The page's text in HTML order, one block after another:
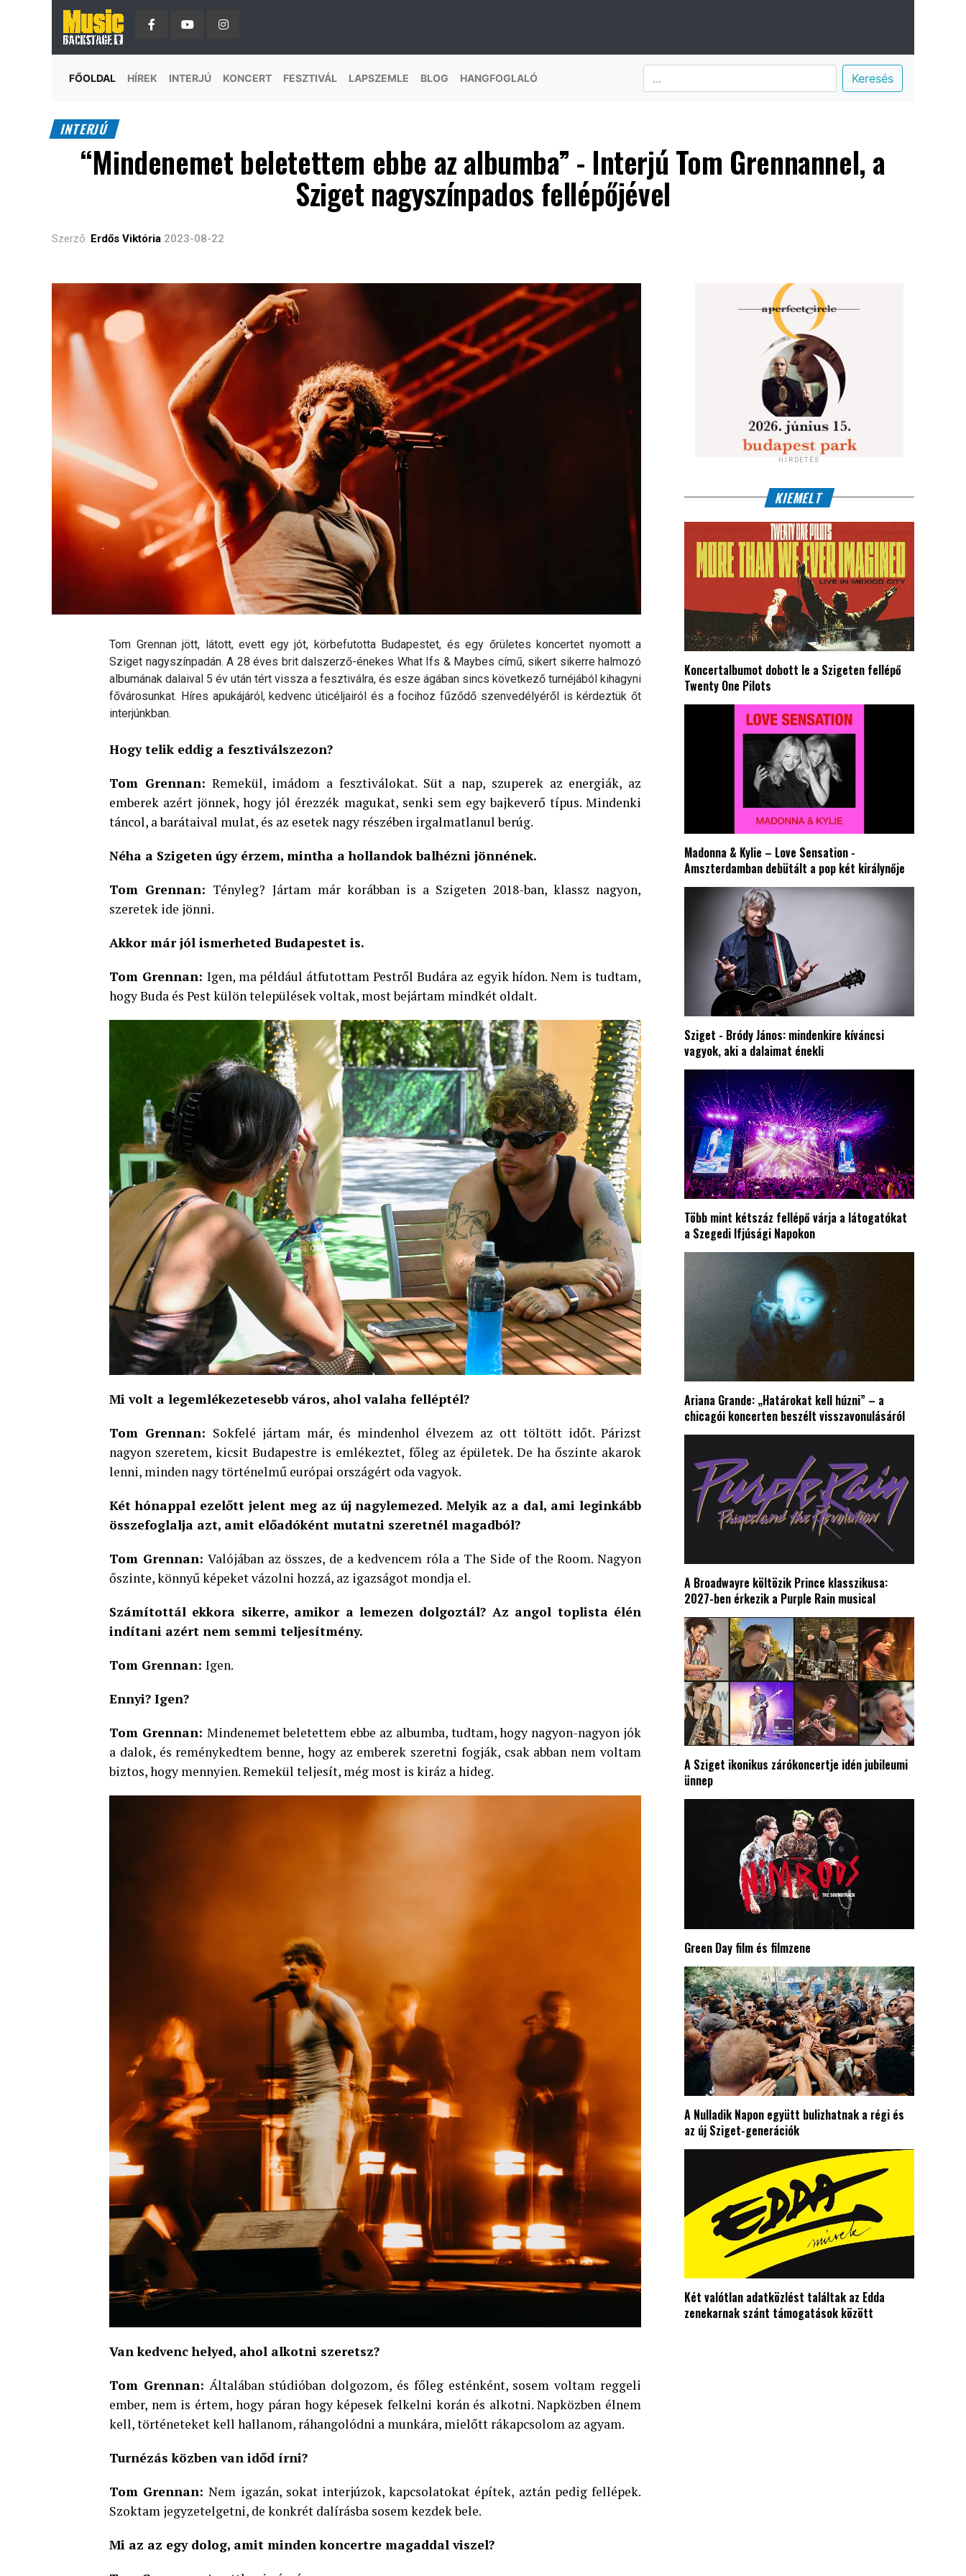
FŐOLDAL HÍREK INTERJÚ KONCERT FESZTIVÁL LAPSZEMLE BLOG HANGFOGLALÓ Keresés
INTERJÚ
“Mindenemet beletettem ebbe az albumba” - Interjú Tom Grennannel, a
Sziget nagyszínpados fellépőjével
Szerző: Erdős Viktória 2023-08-22
Tom Grennan jött, látott, evett egy jót, körbefutotta Budapestet, és egy őrületes koncertet nyomott a
Sziget nagyszínpadán. A 28 éves brit dalszerző-énekes What Ifs & Maybes című, sikert sikerre halmozó
albumának dalaival 5 év után tért vissza a fesztiválra, és esze ágában sincs következő turnéjából kihagyni
fővárosunkat. Híres apukájáról, kedvenc úticéljairól és a focihoz fűződő szenvedélyéről is kérdeztük őt
interjúnkban.
Hogy telik eddig a fesztiválszezon?
Tom Grennan: Remekül, imádom a fesztiválokat. Süt a nap, szuperek az energiák, az
emberek azért jönnek, hogy jól érezzék magukat, senki sem egy bajkeverő típus. Mindenki
táncol, a barátaival mulat, és az esetek nagy részében irgalmatlanul berúg.
Néha a Szigeten úgy érzem, mintha a hollandok balhézni jönnének.
Tom Grennan: Tényleg? Jártam már korábban is a Szigeten 2018-ban, klassz nagyon,
szeretek ide jönni.
Akkor már jól ismerheted Budapestet is.
Tom Grennan: Igen, ma például átfutottam Pestről Budára az egyik hídon. Nem is tudtam,
hogy Buda és Pest külön települések voltak, most bejártam mindkét oldalt.
Mi volt a legemlékezetesebb város, ahol valaha felléptél?
Tom Grennan: Sokfelé jártam már, és mindenhol élvezem az ott töltött időt. Párizst
nagyon szeretem, kicsit Budapestre is emlékeztet, főleg az épületek. De ha őszinte akarok
lenni, minden nagy történelmű európai országért oda vagyok.
Két hónappal ezelőtt jelent meg az új nagylemezed. Melyik az a dal, ami leginkább
összefoglalja azt, amit előadóként mutatni szeretnél magadból?
Tom Grennan:Valójában az összes, de a kedvencem róla a The Side of the Room. Nagyon
őszinte, könnyű képeket vázolni hozzá, az igazságot mondja el.
Számítottál ekkora sikerre, amikor a lemezen dolgoztál? Az angol toplista élén
indítani azért nem semmi teljesítmény.
Tom Grennan: Igen.
Ennyi? Igen?
Tom Grennan: Mindenemet beletettem ebbe az albumba, tudtam, hogy nagyon-nagyon jók
a dalok, és reménykedtem benne, hogy az emberek szeretni fogják, csak abban nem voltam
biztos, hogy mennyien. Remekül teljesít, még most is kiráz a hideg.
Van kedvenc helyed, ahol alkotni szeretsz?
Tom Grennan: Általában stúdióban dolgozom, és főleg esténként, sosem voltam reggeli
ember, nem is értem, hogy páran hogy képesek felkelni korán és alkotni. Napközben élnem
kell, történeteket kell hallanom, ráhangolódni a munkára, mielőtt rákapcsolom az agyam.
Turnézás közben van időd írni?
Tom Grennan:Nem igazán, sokat interjúzok, kapcsolatokat építek, aztán pedig fellépek.
Szoktam jegyzetelgetni, de konkrét dalírásba sosem kezdek bele.
Mi az az egy dolog, amit minden koncertre magaddal viszel?
HIRDETÉS
KIEMELT
Koncertalbumot dobott le a Szigeten fellépő
Twenty One Pilots
Madonna & Kylie – Love Sensation -
Amszterdamban debütált a pop két királynője
Sziget - Bródy János: mindenkire kíváncsi
vagyok, aki a dalaimat énekli
Több mint kétszáz fellépő várja a látogatókat
a Szegedi Ifjúsági Napokon
Ariana Grande: „Határokat kell húzni” – a
chicagói koncerten beszélt visszavonulásáról
A Broadwayre költözik Prince klasszikusa:
2027-ben érkezik a Purple Rain musical
A Sziget ikonikus zárókoncertje idén jubileumi
ünnep
Green Day film és filmzene
A Nulladik Napon együtt bulizhatnak a régi és
az új Sziget-generációk
Két valótlan adatközlést találtak az Edda
zenekarnak szánt támogatások között